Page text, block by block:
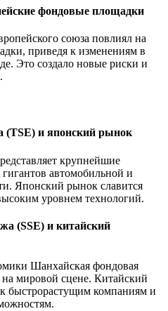
фондовые площадки
союза повлиял на
приведя к изменениям в
Это создало новые риски и
(TSE) и японский рынок
крупнейшие
автомобильной и
Японский рынок славится
уровнем технологий.
(SSE) и китайский
Шанхайская фондовая
мировой сцене. Китайский
быстрорастущим компаниям и